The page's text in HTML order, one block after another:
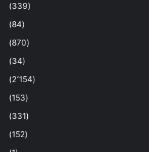
(339)
(84)
(870)
(34)
(2٬154)
(153)
(331)
(152)